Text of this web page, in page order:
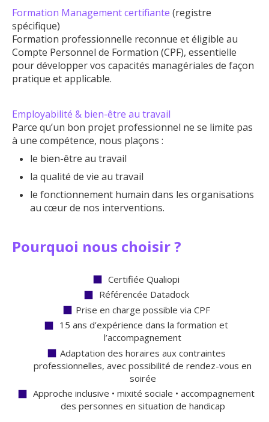
Formation Management certifiante (registre
spécifique)
Formation professionnelle reconnue et éligible au
Compte Personnel de Formation (CPF), essentielle
pour développer vos capacités managériales de façon
pratique et applicable.
Employabilité & bien-être au travail
Parce qu’un bon projet professionnel ne se limite pas
à une compétence, nous plaçons :
le bien-être au travail
la qualité de vie au travail
le fonctionnement humain dans les organisations
au cœur de nos interventions.
Pourquoi nous choisir ?
Certifiée Qualiopi
Référencée Datadock
Prise en charge possible via CPF
15 ans d’expérience dans la formation et
l’accompagnement
Adaptation des horaires aux contraintes
professionnelles, avec possibilité de rendez-vous en
soirée
Approche inclusive • mixité sociale • accompagnement
des personnes en situation de handicap